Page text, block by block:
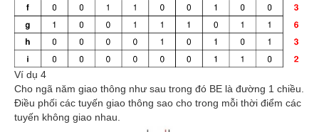
Ví dụ 4
Cho ngã năm giao thông như sau trong đó BE là đường 1 chiều.
Điều phối các tuyến giao thông sao cho trong mỗi thời điểm các
tuyến không giao nhau.